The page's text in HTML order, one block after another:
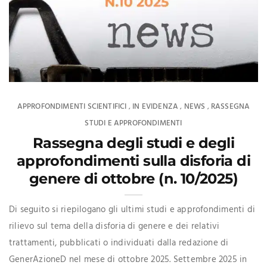
APPROFONDIMENTI SCIENTIFICI , IN EVIDENZA , NEWS , RASSEGNA
STUDI E APPROFONDIMENTI
Rassegna degli studi e degli
approfondimenti sulla disforia di
genere di ottobre (n. 10/2025)
Di seguito si riepilogano gli ultimi studi e approfondimenti di
rilievo sul tema della disforia di genere e dei relativi
trattamenti, pubblicati o individuati dalla redazione di
GenerAzioneD nel mese di ottobre 2025. Settembre 2025 in